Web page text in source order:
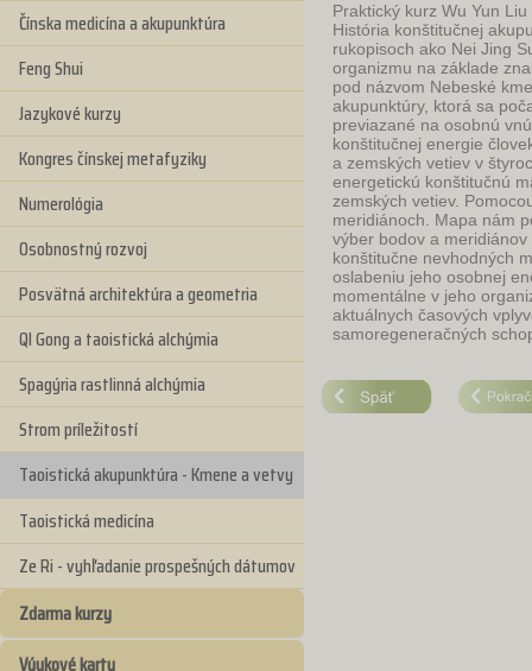
Čínska medicína a akupunktúra
Feng Shui
Jazykové kurzy
Kongres čínskej metafyziky
Numerológia
Osobnostný rozvoj
Posvätná architektúra a geometria
QI Gong a taoistická alchýmia
Spagýria rastlinná alchýmia
Strom príležitostí
Taoistická akupunktúra - Kmene a vetvy
Taoistická medicína
Ze Ri - vyhľadanie prospešných dátumov
Zdarma kurzy
Výukové karty
Praktický kurz Wu Yun
História konštitučnej
rukopisoch ako Nei Jing
organizmu na základe
pod názvom Nebeské
akupunktúry, ktorá sa
previazané na osobnú
konštitučnej energie
a zemských vetiev v
energetickú konštitučnú
zemských vetiev.
meridiánoch. Mapa nám
výber bodov a
konštitučne nevhodných
oslabeniu jeho osobnej
momentálne v jeho
aktuálnych časových
samoregeneračných